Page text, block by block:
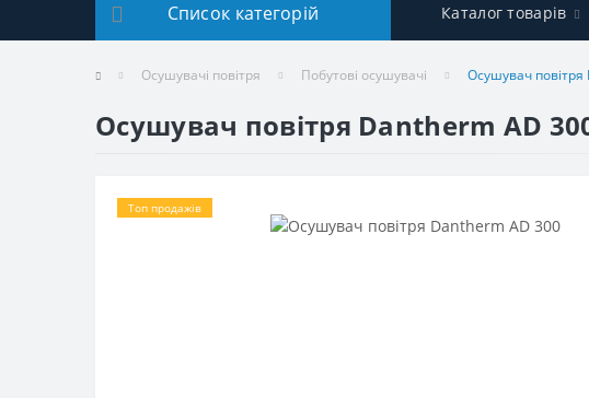
Список категорій Каталог товарів
Осушувачі повітря Побутові осушувачі Осушувач
Осушувач повітря Dantherm АD
Топ продажів